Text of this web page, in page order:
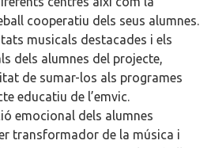
cooperatiu dels seus alumnes.
musicals destacades i els
dels alumnes del projecte,
de sumar-los als programes
educatiu de l’emvic.
emocional dels alumnes
transformador de la música i